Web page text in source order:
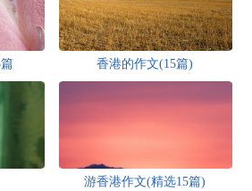
香港的作文(15篇)
游香港作文(精选15篇)